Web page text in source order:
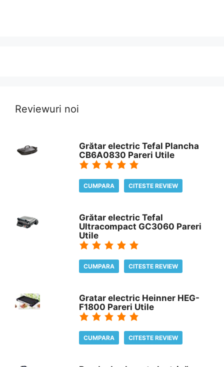
Reviewuri noi
Grătar electric Tefal Plancha
CB6A0830 Pareri Utile
CUMPARA CITESTE REVIEW
Grătar electric Tefal
Ultracompact GC3060 Pareri
Utile
CUMPARA CITESTE REVIEW
Gratar electric Heinner HEG-
F1800 Pareri Utile
CUMPARA CITESTE REVIEW